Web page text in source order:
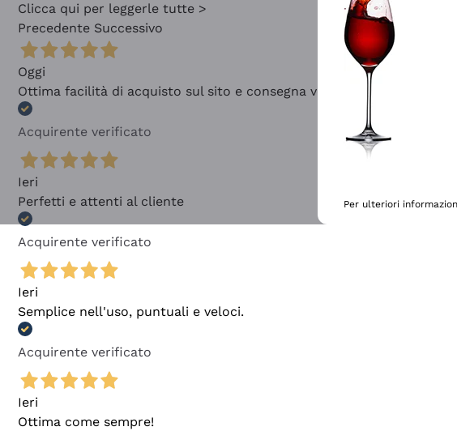
Clicca qui per leggerle tutte >
Precedente Successivo
Oggi
Ottima facilità di acquisto sul sito e consegna velocissima
Acquirente verificato
Ieri
Perfetti e attenti al cliente
Acquirente verificato
Ieri
Semplice nell'uso, puntuali e veloci.
Acquirente verificato
Ieri
Ottima come sempre!
Per ulteriori